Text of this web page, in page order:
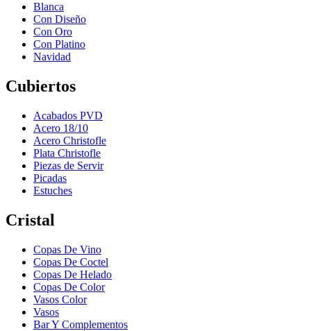
Blanca
Con Diseño
Con Oro
Con Platino
Navidad
Cubiertos
Acabados PVD
Acero 18/10
Acero Christofle
Plata Christofle
Piezas de Servir
Picadas
Estuches
Cristal
Copas De Vino
Copas De Coctel
Copas De Helado
Copas De Color
Vasos Color
Vasos
Bar Y Complementos